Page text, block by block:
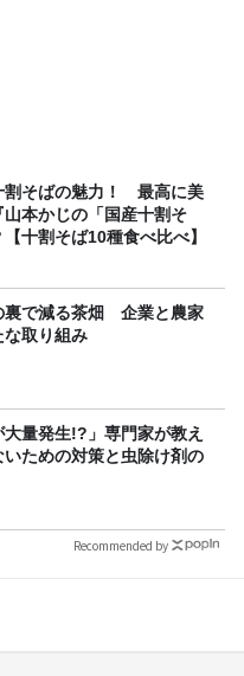
割そばの魅力！ 最高に美
本かじの「国産十割そ
十割そば10種食べ比べ】
裏で減る茶畑 企業と農家
な取り組み
大量発生!?」専門家が教え
いための対策と虫除け剤の
Recommended by